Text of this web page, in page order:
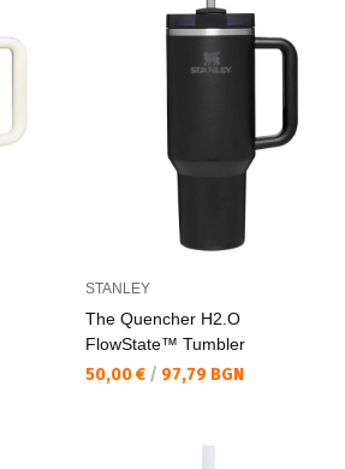
STANLEY
The Quencher H2.O
FlowState™ Tumbler
Текуща цена:
50,00 € / 97,79 BGN